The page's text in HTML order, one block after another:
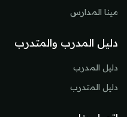
مينا المدارس
دليل المدرب والمتدرب
دليل المدرب
دليل المتدرب